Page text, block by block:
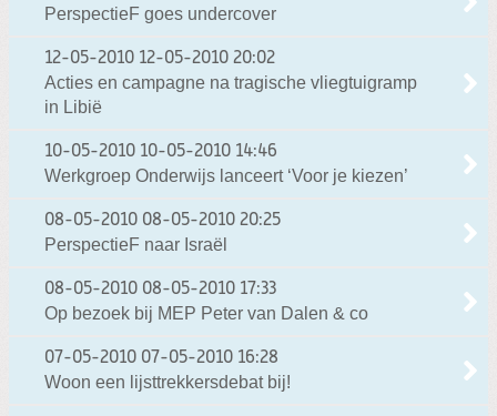
PerspectieF goes undercover
12-05-2010 12-05-2010 20:02
Acties en campagne na tragische vliegtuigramp
in Libië
10-05-2010 10-05-2010 14:46
Werkgroep Onderwijs lanceert ‘Voor je kiezen’
08-05-2010 08-05-2010 20:25
PerspectieF naar Israël
08-05-2010 08-05-2010 17:33
Op bezoek bij MEP Peter van Dalen & co
07-05-2010 07-05-2010 16:28
Woon een lijsttrekkersdebat bij!